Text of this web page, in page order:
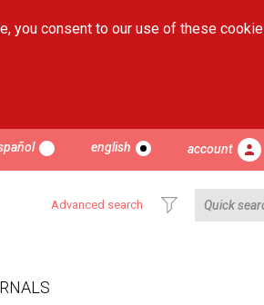
you consent to our use of these
english account
Advanced search